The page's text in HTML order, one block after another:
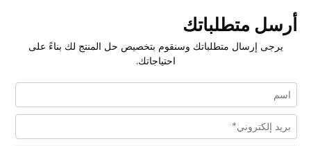
أرسل متطلباتك
يرجى إرسال متطلباتك وسنقوم بتخصيص حل المنتج لك بناءً على
احتياجاتك.